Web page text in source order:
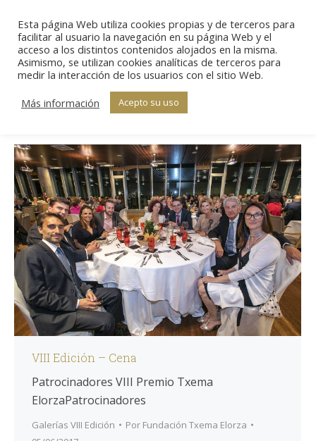
Archivo de álbumes:
Galerías VIII Edición
Estás aquí:
VIII Edición – Cena
Patrocinadores VIII Premio Txema
ElorzaPatrocinadores
Galerías VIII Edición Por Fundación Txema Elorza
Esta página Web utiliza cookies propias y de terceros para
facilitar al usuario la navegación en su página Web y el
acceso a los distintos contenidos alojados en la misma.
Asimismo, se utilizan cookies analíticas de terceros para
medir la interacción de los usuarios con el sitio Web.
Más información
Acepto su uso